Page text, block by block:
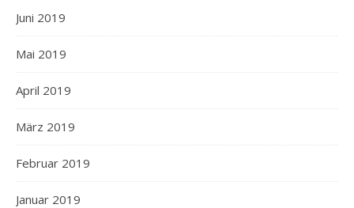
Juni 2019
Mai 2019
April 2019
März 2019
Februar 2019
Januar 2019